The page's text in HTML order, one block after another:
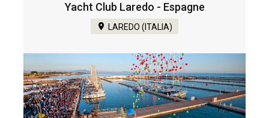
Yacht Club Laredo - Espagne
LAREDO (ITALIA)